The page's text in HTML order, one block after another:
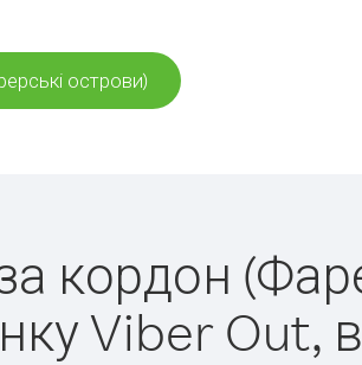
острови)
кордон
Viber Out,